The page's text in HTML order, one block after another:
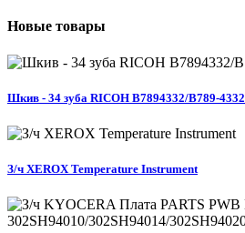
Новые товары
Шкив - 34 зуба RICOH B7894332/B789-4332
З/ч XEROX Temperature Instrument